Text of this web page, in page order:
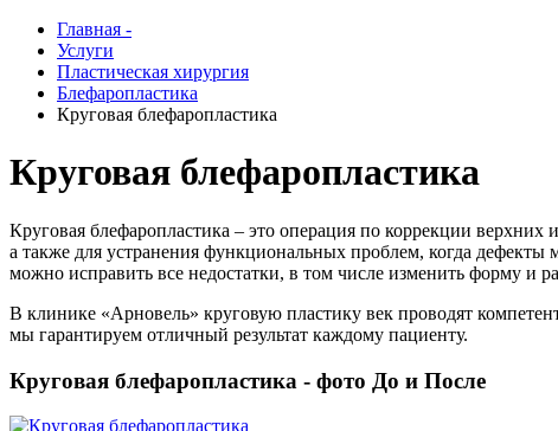
Главная -
Услуги
Пластическая хирургия
Блефаропластика
Круговая блефаропластика
Круговая блефаропластика
Круговая блефаропластика – это операция по коррекции
а также для устранения функциональных проблем, когда
можно исправить все недостатки, в том числе изменить форму и
В клинике «Арновель» круговую пластику век проводят
мы гарантируем отличный результат каждому пациенту.
Круговая блефаропластика - фото До и После